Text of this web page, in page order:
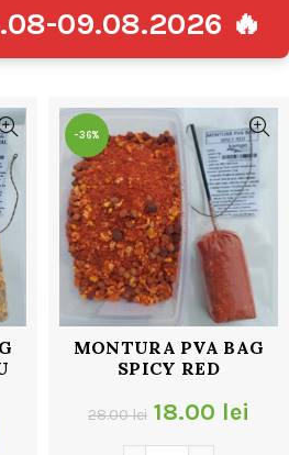
09.08.2026 🔥
-36%
MONTURA PVA BAG
SPICY RED
28.00lei Prețul
18.00 lei